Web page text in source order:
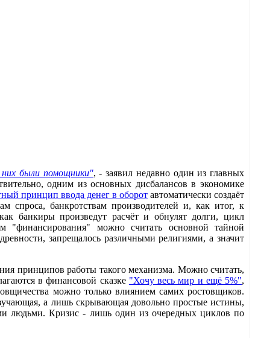
них были помощники", - заявил недавно один из главных
одним из основных дисбалансов в экономике
принцип ввода денег в оборот автоматически создаёт
спроса, банкротствам производителей и, как итог, к
банкиры произведут расчёт и обнулят долги, цикл
"финансирования" можно считать основной тайной
запрещалось различными религиями, а значит
принципов работы такого механизма. Можно считать,
в финансовой сказке "Хочу весь мир и ещё 5%",
можно только влиянием самих ростовщиков.
а лишь скрывающая довольно простые истины,
людьми. Кризис - лишь один из очередных циклов по